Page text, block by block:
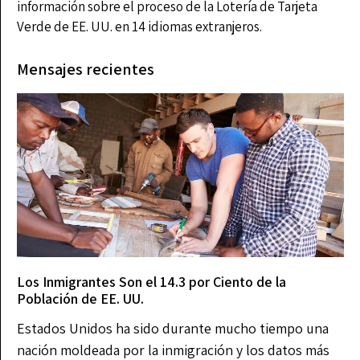
información sobre el proceso de la Lotería de Tarjeta
Verde de EE. UU. en 14 idiomas extranjeros.
Mensajes recientes
Los Inmigrantes Son el 14.3 por Ciento de la
Población de EE. UU.
Estados Unidos ha sido durante mucho tiempo una
nación moldeada por la inmigración y los datos más